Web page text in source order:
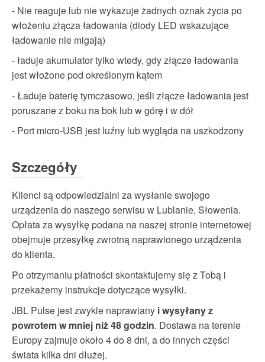
- Nie reaguje lub nie wykazuje żadnych oznak życia po
włożeniu złącza ładowania (diody LED wskazujące
ładowanie nie migają)
- ładuje akumulator tylko wtedy, gdy złącze ładowania
jest włożone pod określonym kątem
- Ładuje baterię tymczasowo, jeśli złącze ładowania jest
poruszane z boku na bok lub w górę i w dół
- Port micro-USB jest luźny lub wygląda na uszkodzony
Szczegóły
Klienci są odpowiedzialni za wysłanie swojego
urządzenia do naszego serwisu w Lublanie, Słowenia.
Opłata za wysyłkę podana na naszej stronie internetowej
obejmuje przesyłkę zwrotną naprawionego urządzenia
do klienta.
Po otrzymaniu płatności skontaktujemy się z Tobą i
przekażemy instrukcje dotyczące wysyłki.
JBL Pulse jest zwykle naprawiany i wysyłany z
powrotem w mniej niż 48 godzin. Dostawa na terenie
Europy zajmuje około 4 do 8 dni, a do innych części
świata kilka dni dłużej.